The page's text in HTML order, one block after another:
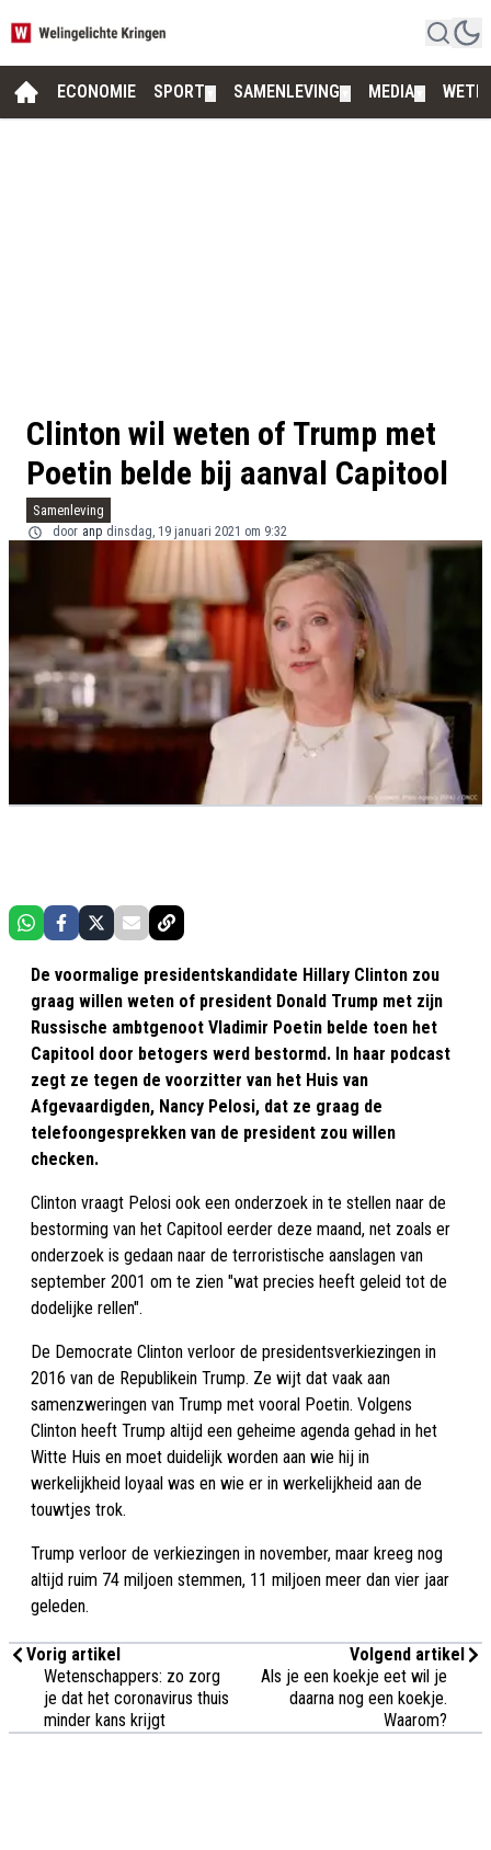
ECONOMIE SPORT SAMENLEVING MEDIA
Clinton wil weten of Trump met
Poetin belde bij aanval Capitool
Samenleving
door anp dinsdag, 19 januari 2021 om 9:32
De voormalige presidentskandidate Hillary Clinton zou
graag willen weten of president Donald Trump met zijn
Russische ambtgenoot Vladimir Poetin belde toen het
Capitool door betogers werd bestormd. In haar podcast
zegt ze tegen de voorzitter van het Huis van
Afgevaardigden, Nancy Pelosi, dat ze graag de
telefoongesprekken van de president zou willen
checken.
Clinton vraagt Pelosi ook een onderzoek in te stellen naar de
bestorming van het Capitool eerder deze maand, net zoals er
onderzoek is gedaan naar de terroristische aanslagen van
september 2001 om te zien "wat precies heeft geleid tot de
dodelijke rellen".
De Democrate Clinton verloor de presidentsverkiezingen in
2016 van de Republikein Trump. Ze wijt dat vaak aan
samenzweringen van Trump met vooral Poetin. Volgens
Clinton heeft Trump altijd een geheime agenda gehad in het
Witte Huis en moet duidelijk worden aan wie hij in
werkelijkheid loyaal was en wie er in werkelijkheid aan de
touwtjes trok.
Trump verloor de verkiezingen in november, maar kreeg nog
altijd ruim 74 miljoen stemmen, 11 miljoen meer dan vier jaar
geleden.
Vorig artikel
Wetenschappers: zo zorg
je dat het coronavirus thuis
minder kans krijgt
Volgend artikel
Als je een koekje eet wil je
daarna nog een koekje.
Waarom?